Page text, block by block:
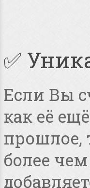
✅
Если Вы
как её
прошлое,
более